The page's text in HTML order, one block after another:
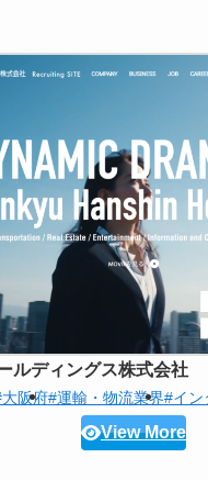
ルディングス株式会社
阪府#運輸・物流業界#イン
View More